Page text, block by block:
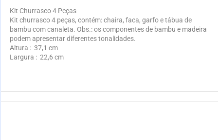
Kit Churrasco 4 Peças
Kit churrasco 4 peças, contém: chaira, faca, garfo e tábua de
bambu com canaleta. Obs.: os componentes de bambu e madeira
podem apresentar diferentes tonalidades.
Altura : 37,1 cm
Largura : 22,6 cm